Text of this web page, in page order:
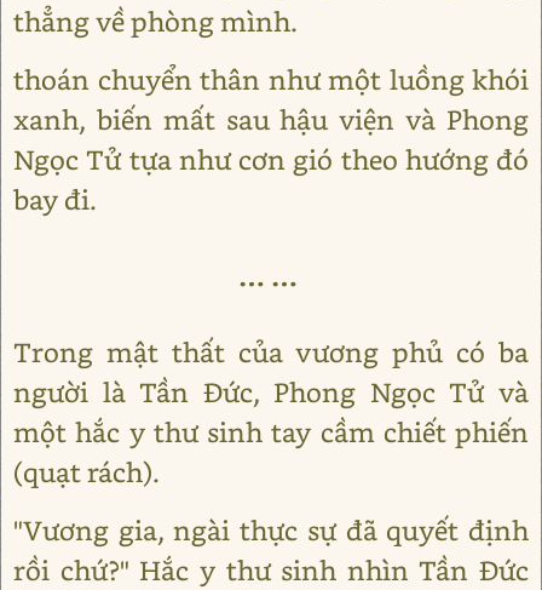
thẳng về phòng mình.
thoán chuyển thân như một luồng khói
xanh, biến mất sau hậu viện và Phong
Ngọc Tử tựa như cơn gió theo hướng đó
bay đi.
……
Trong mật thất của vương phủ có ba
người là Tần Đức, Phong Ngọc Tử và
một hắc y thư sinh tay cầm chiết phiến
(quạt rách).
"Vương gia, ngài thực sự đã quyết định
rồi chứ?" Hắc y thư sinh nhìn Tần Đức